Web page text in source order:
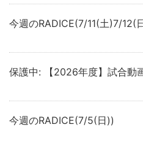
今週のRADICE(7/11(土)7/12(
保護中: 【2026年度】試合動
今週のRADICE(7/5(日))